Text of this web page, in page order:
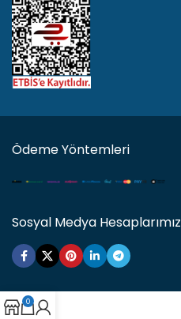
Ödeme Yöntemleri
Sosyal Medya Hesaplarımız
0